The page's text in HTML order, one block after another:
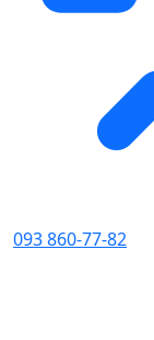
093 860-77-82